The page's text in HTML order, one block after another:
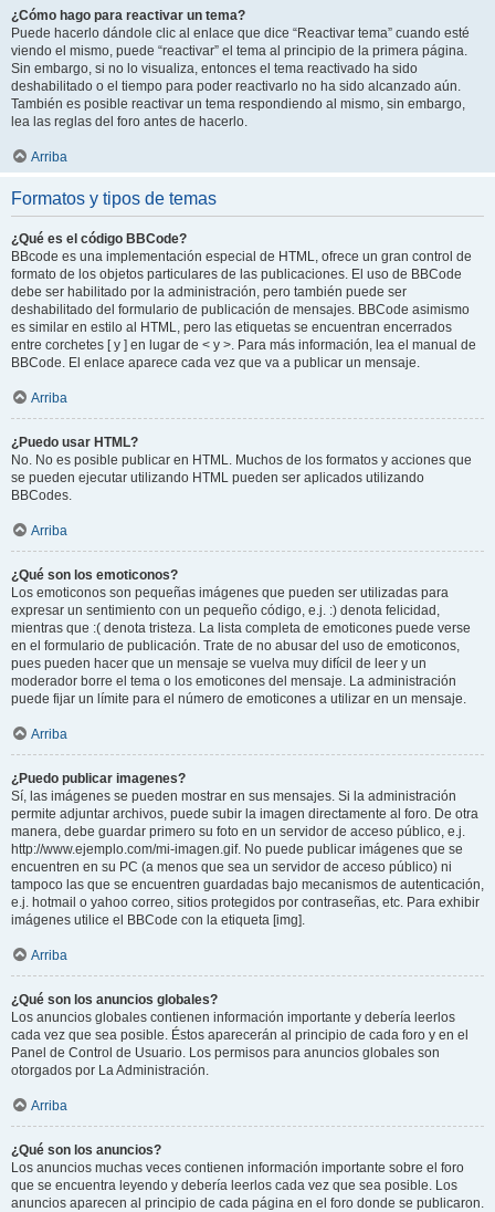
¿Cómo hago para reactivar un tema?
Puede hacerlo dándole clic al enlace que dice “Reactivar tema” cuando esté
viendo el mismo, puede “reactivar” el tema al principio de la primera página.
Sin embargo, si no lo visualiza, entonces el tema reactivado ha sido
deshabilitado o el tiempo para poder reactivarlo no ha sido alcanzado aún.
También es posible reactivar un tema respondiendo al mismo, sin embargo,
lea las reglas del foro antes de hacerlo.
Arriba
Formatos y tipos de temas
¿Qué es el código BBCode?
BBcode es una implementación especial de HTML, ofrece un gran control de
formato de los objetos particulares de las publicaciones. El uso de BBCode
debe ser habilitado por la administración, pero también puede ser
deshabilitado del formulario de publicación de mensajes. BBCode asimismo
es similar en estilo al HTML, pero las etiquetas se encuentran encerrados
entre corchetes [ y ] en lugar de < y >. Para más información, lea el manual de
BBCode. El enlace aparece cada vez que va a publicar un mensaje.
Arriba
¿Puedo usar HTML?
No. No es posible publicar en HTML. Muchos de los formatos y acciones que
se pueden ejecutar utilizando HTML pueden ser aplicados utilizando
BBCodes.
Arriba
¿Qué son los emoticonos?
Los emoticonos son pequeñas imágenes que pueden ser utilizadas para
expresar un sentimiento con un pequeño código, e.j. :) denota felicidad,
mientras que :( denota tristeza. La lista completa de emoticones puede verse
en el formulario de publicación. Trate de no abusar del uso de emoticonos,
pues pueden hacer que un mensaje se vuelva muy difícil de leer y un
moderador borre el tema o los emoticones del mensaje. La administración
puede fijar un límite para el número de emoticones a utilizar en un mensaje.
Arriba
¿Puedo publicar imagenes?
Sí, las imágenes se pueden mostrar en sus mensajes. Si la administración
permite adjuntar archivos, puede subir la imagen directamente al foro. De otra
manera, debe guardar primero su foto en un servidor de acceso público, e.j.
http://www.ejemplo.com/mi-imagen.gif. No puede publicar imágenes que se
encuentren en su PC (a menos que sea un servidor de acceso público) ni
tampoco las que se encuentren guardadas bajo mecanismos de autenticación,
e.j. hotmail o yahoo correo, sitios protegidos por contraseñas, etc. Para exhibir
imágenes utilice el BBCode con la etiqueta [img].
Arriba
¿Qué son los anuncios globales?
Los anuncios globales contienen información importante y debería leerlos
cada vez que sea posible. Éstos aparecerán al principio de cada foro y en el
Panel de Control de Usuario. Los permisos para anuncios globales son
otorgados por La Administración.
Arriba
¿Qué son los anuncios?
Los anuncios muchas veces contienen información importante sobre el foro
que se encuentra leyendo y debería leerlos cada vez que sea posible. Los
anuncios aparecen al principio de cada página en el foro donde se publicaron.